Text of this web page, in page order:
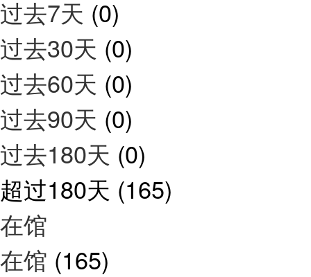
过去7天 (0)
过去30天 (0)
过去60天 (0)
过去90天 (0)
过去180天 (0)
超过180天 (165)
在馆
在馆 (165)